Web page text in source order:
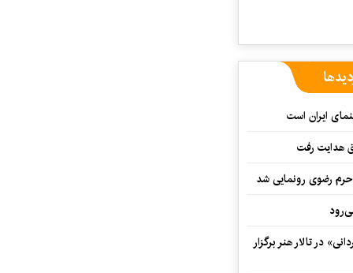
ایران است
هدایت رفت
حرم رضوی رونمایی شد
در تالار هنر برگزار